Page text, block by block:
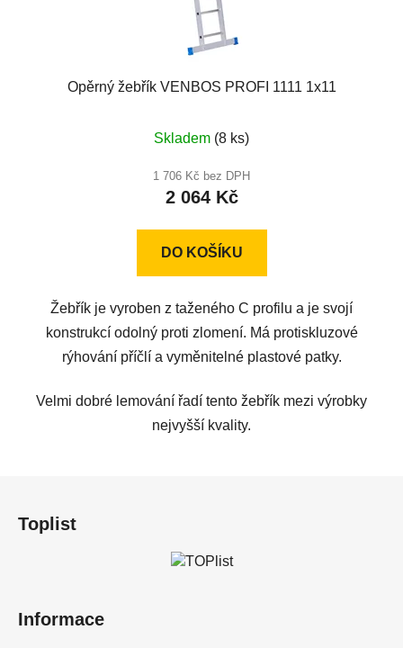
Opěrný žebřík VENBOS PROFI 1111 1x11
hodnocení
produktu
je
z
Skladem (8 ks)
1 706 Kč bez DPH
2 064 Kč
DO KOŠÍKU
Žebřík je vyroben z taženého C profilu a je svojí
konstrukcí odolný proti zlomení. Má protiskluzové
rýhování příčlí a vyměnitelné plastové patky.
Velmi dobré lemování řadí tento žebřík mezi výrobky
nejvyšší kvality.
Toplist
Informace